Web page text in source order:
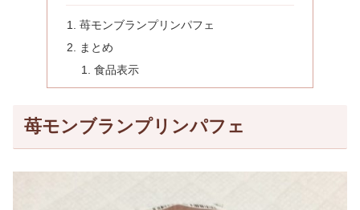
苺モンブランプリンパフェ
まとめ
食品表示
苺モンブランプリンパフェ